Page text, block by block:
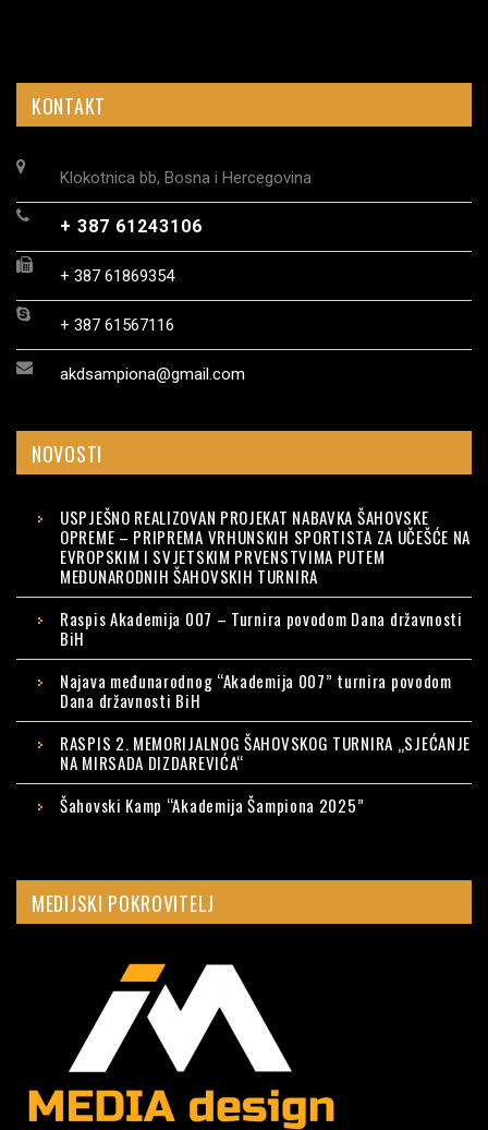
KONTAKT
Klokotnica bb, Bosna i Hercegovina
+ 387 61243106
+ 387 61869354
+ 387 61567116
akdsampiona@gmail.com
NOVOSTI
USPJEŠNO REALIZOVAN PROJEKAT NABAVKA ŠAHOVSKE
OPREME – PRIPREMA VRHUNSKIH SPORTISTA ZA UČEŠĆE NA
EVROPSKIM I SVJETSKIM PRVENSTVIMA PUTEM
MEĐUNARODNIH ŠAHOVSKIH TURNIRA
Raspis Akademija 007 – Turnira povodom Dana državnosti
BiH
Najava međunarodnog “Akademija 007” turnira povodom
Dana državnosti BiH
RASPIS 2. MEMORIJALNOG ŠAHOVSKOG TURNIRA „SJEĆANJE
NA MIRSADA DIZDAREVIĆA“
Šahovski Kamp “Akademija Šampiona 2025”
MEDIJSKI POKROVITELJ